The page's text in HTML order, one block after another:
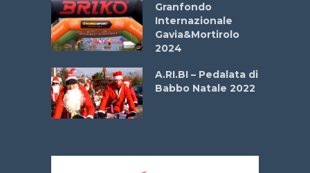
Granfondo
Internazionale
Gavia&Mortirolo
2024
A.RI.BI – Pedalata di
Babbo Natale 2022